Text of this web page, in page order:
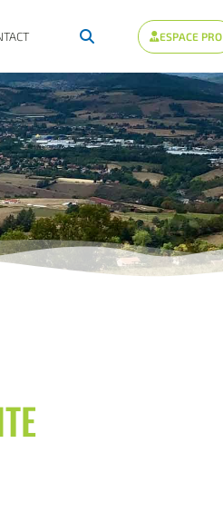
ESPACE PRO